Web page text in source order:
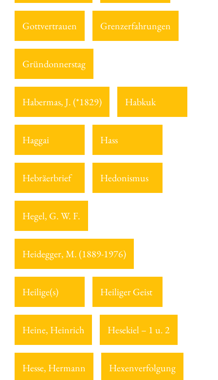
Gottvertrauen Grenzerfahrungen
Gründonnerstag
Habermas, J. (*1829) Habkuk
Haggai Hass
Hebräerbrief Hedonismus
Hegel, G. W. F.
Heidegger, M. (1889-1976)
Heilige(s) Heiliger Geist
Heine, Heinrich Hesekiel – 1 u. 2
Hesse, Hermann Hexenverfolgung